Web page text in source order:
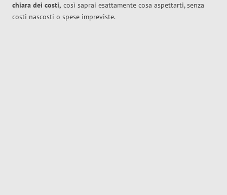
chiara dei costi, così saprai esattamente cosa aspettarti, senza
costi nascosti o spese impreviste.